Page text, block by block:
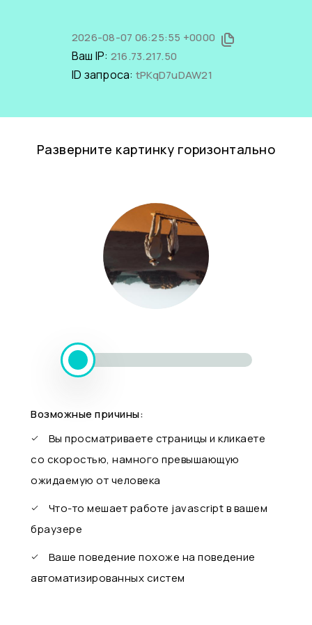
2026-08-07 06:25:55 +0000
Ваш IP: 216.73.217.50
ID запроса: tPKqD7uDAW21
Разверните картинку горизонтально
Возможные причины:
Вы просматриваете страницы и кликаете
со скоростью, намного превышающую
ожидаемую от человека
Что-то мешает работе javascript в вашем
браузере
Ваше поведение похоже на поведение
автоматизированных систем